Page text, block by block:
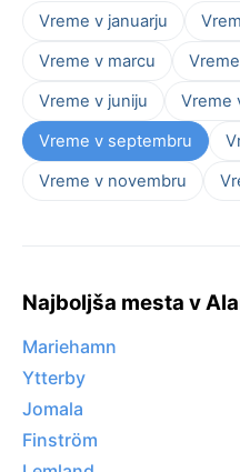
Vreme v januarju
Vreme v marcu
Vreme v juniju
Vreme
Vreme v septembru
Vreme v novembru
Najboljša mesta v
Mariehamn
Ytterby
Jomala
Finström